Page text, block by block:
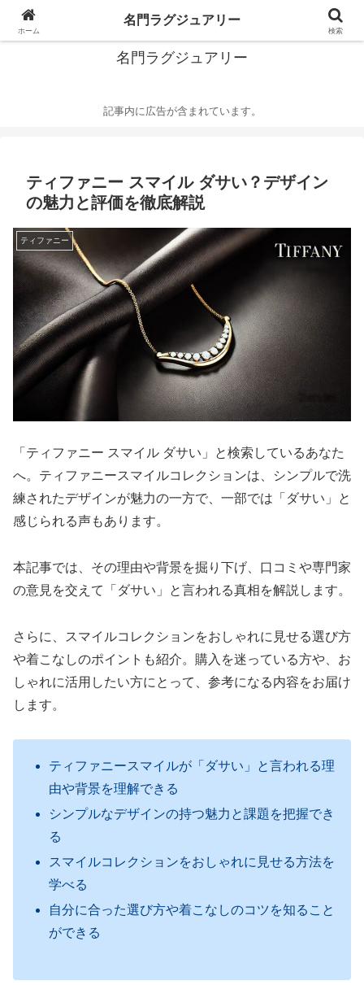
華麗なるハイブランドの世界
名門ラグジュアリー
記事内に広告が含まれています。
ティファニー スマイル ダサい？デザイン
の魅力と評価を徹底解説
ティファニー
「ティファニー スマイル ダサい」と検索しているあなた
へ。ティファニースマイルコレクションは、シンプルで洗
練されたデザインが魅力の一方で、一部では「ダサい」と
感じられる声もあります。
本記事では、その理由や背景を掘り下げ、口コミや専門家
の意見を交えて「ダサい」と言われる真相を解説します。
さらに、スマイルコレクションをおしゃれに見せる選び方
や着こなしのポイントも紹介。購入を迷っている方や、お
しゃれに活用したい方にとって、参考になる内容をお届け
します。
ティファニースマイルが「ダサい」と言われる理
由や背景を理解できる
シンプルなデザインの持つ魅力と課題を把握でき
る
スマイルコレクションをおしゃれに見せる方法を
学べる
自分に合った選び方や着こなしのコツを知ること
ができる
ホーム
名門ラグジュアリー
検索